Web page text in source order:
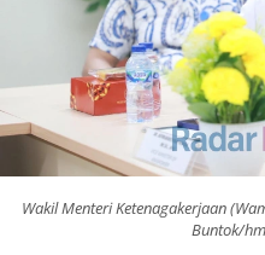
Wakil Menteri Ketenagakerjaan
Buntok/